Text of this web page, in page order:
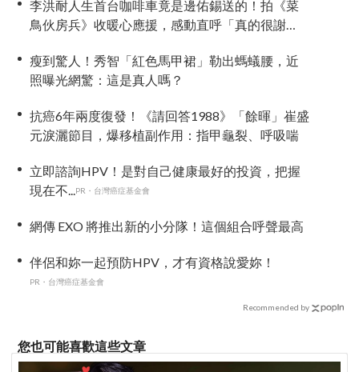
李洪耐人生首台咖啡車竟是邊佑錫送的！拍《菜
鳥伙房兵》收暖心應援，感動直呼「真的很謝
瘦到驚人！秀智「紅色馬甲裙」勒出螞蟻腰，近
照曝光網驚：這是真人嗎？
抗癌6年兩度復發！《請回答1988》「餘暉」崔盛
元淚灑節目，爆移植副作用：指甲龜裂、呼吸喘
立即諮詢HPV！是對自己健康最好的投資，把握
現在不...PR・台灣癌症基金會
網傳 EXO 將推出新的小分隊！這個組合呼聲最高
伴侶和妳一起預防HPV，才有資格說愛妳！
PR・台灣癌症基金會
Recommended by
您也可能喜歡這些文章